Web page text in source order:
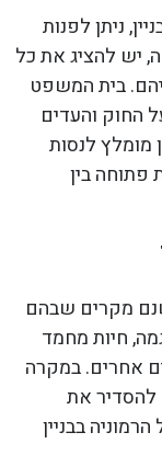
ניתן לפנות
יש להציג את כל
בית המשפט
החוק והעדים
מומלץ לנסות
בין
מקרים שבהם
חיות מחמד
אחרים. במקרה
להסדיר את
בבניין